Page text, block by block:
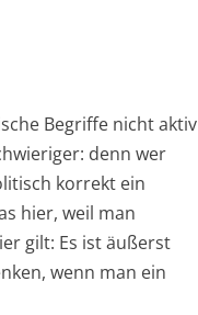
Begriffe nicht aktiv
denn wer
korrekt ein
hier, weil man
gilt: Es ist äußerst
wenn man ein